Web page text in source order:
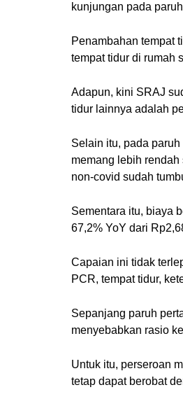
kunjungan pada
Penambahan tempat
tempat tidur di rumah
Adapun, kini SRAJ
tidur lainnya adalah
Selain itu, pada
memang lebih
non-covid sudah
Sementara itu, biaya
67,2% YoY dari
Capaian ini tidak
PCR, tempat tidur,
Sepanjang paruh
menyebabkan rasio
Untuk itu, perseroan
tetap dapat berobat